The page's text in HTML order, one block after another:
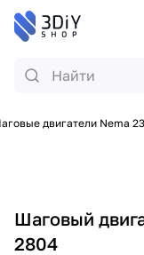
двигатели Nema 23
Шаговый
2804